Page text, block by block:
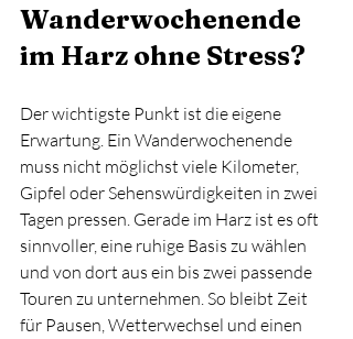
Wanderwochenende
im Harz ohne Stress?
Der wichtigste Punkt ist die eigene
Erwartung. Ein Wanderwochenende
muss nicht möglichst viele Kilometer,
Gipfel oder Sehenswürdigkeiten in zwei
Tagen pressen. Gerade im Harz ist es oft
sinnvoller, eine ruhige Basis zu wählen
und von dort aus ein bis zwei passende
Touren zu unternehmen. So bleibt Zeit
für Pausen, Wetterwechsel und einen